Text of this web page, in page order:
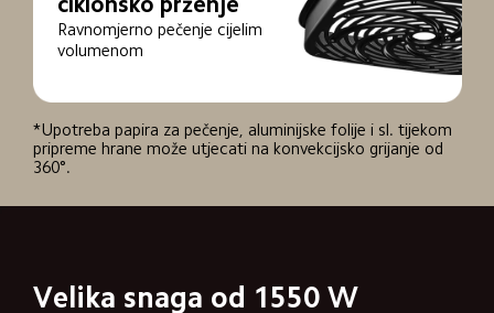
Ravnomjerno pečenje cijelim
volumenom
*Upotreba papira za pečenje, aluminijske folije i sl. tijekom
pripreme hrane može utjecati na konvekcijsko grijanje od
360°.
Velika snaga od 1550 W